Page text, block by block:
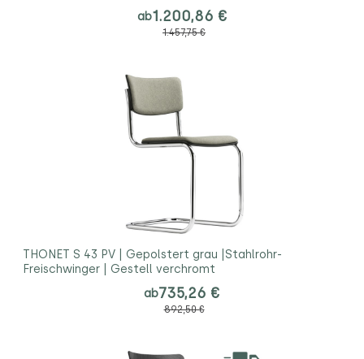
ab1.200,86 €
1.457,75 €
THONET S 43 PV | Gepolstert grau |Stahlrohr-
Freischwinger | Gestell verchromt
ab735,26 €
892,50 €